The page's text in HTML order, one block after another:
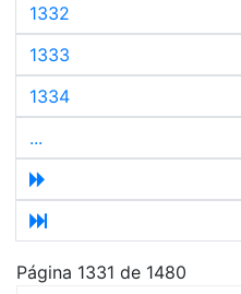
1332
1333
1334
...
Página 1331 de 1480